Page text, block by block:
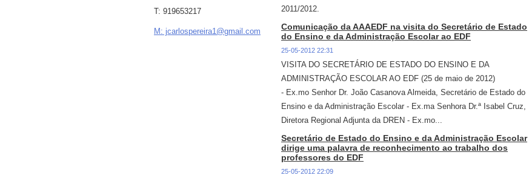
2011/2012.
Comunicação da AAAEDF na visita do Secretário de Estado
do Ensino e da Administração Escolar ao EDF
25-05-2012 22:31
VISITA DO SECRETÁRIO DE ESTADO DO ENSINO E DA
ADMINISTRAÇÃO ESCOLAR AO EDF (25 de maio de 2012)
- Ex.mo Senhor Dr. João Casanova Almeida, Secretário de Estado do
Ensino e da Administração Escolar - Ex.ma Senhora Dr.ª Isabel Cruz,
Diretora Regional Adjunta da DREN - Ex.mo...
Secretário de Estado do Ensino e da Administração Escolar
dirige uma palavra de reconhecimento ao trabalho dos
professores do EDF
25-05-2012 22:09
T: 919653217
M: jcarlospereira1@gmail.com